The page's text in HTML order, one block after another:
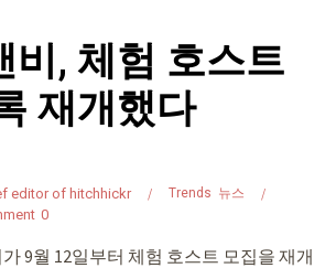
비, 체험 호스트
재개했다
editor of hitchhickr Trends 뉴스
0
9월 12일부터 체험 호스트 모집을 재개